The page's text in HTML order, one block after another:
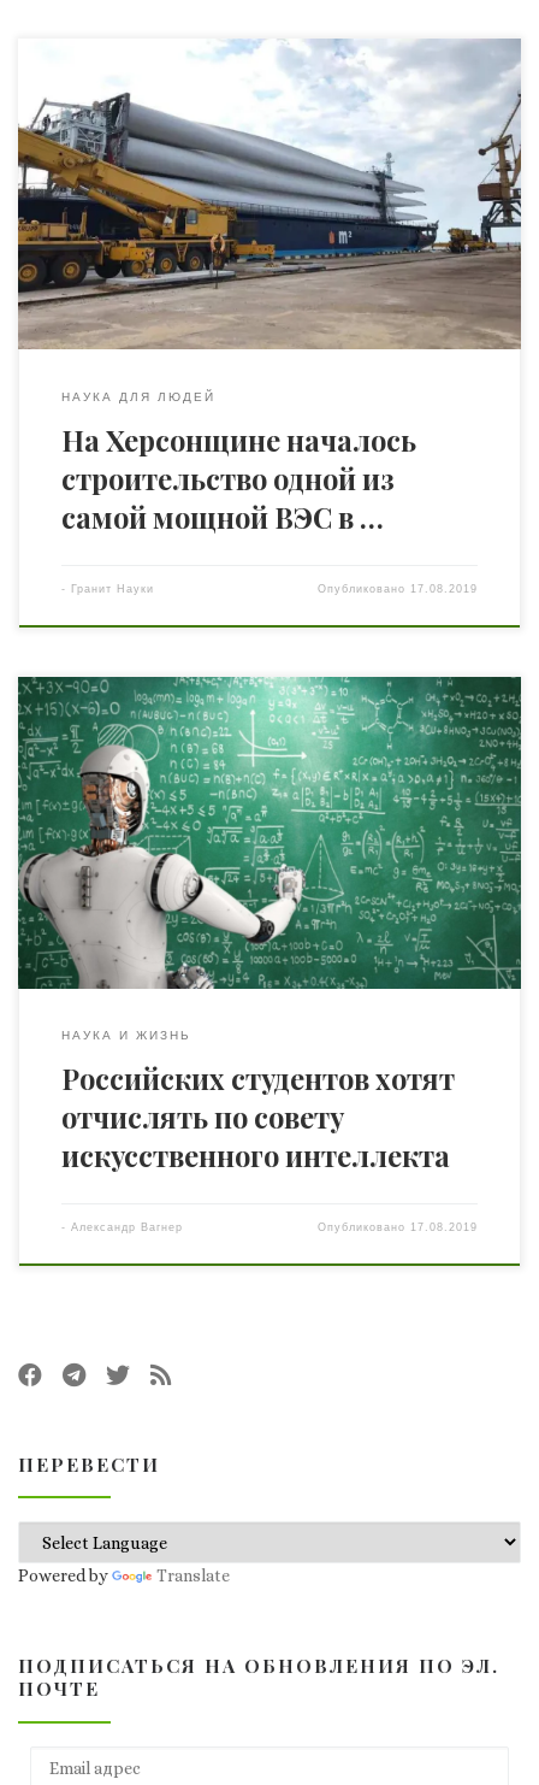
Датская компания Vestas в июне 2019 заключила
контракт с ООО «Виндкрафт Украина» на поставку 39
ветротурбин V150 мощностью 4,2 МВт каждая для
строительства Мирненский ветроэлектростанцию. В
Скадовский морской порт прибыло первое судно с
оборудованием для строительства новой
ветроэлектростанции Vindkraft Group. Станция
мощностью 163 МВт будет обеспечивать энергетическую
безопасность приграничного с […]
НАУКА ДЛЯ ЛЮДЕЙ
На Херсонщине началось
строительство одной из
самой мощной ВЭС в …
- Гранит Науки Опубликовано 17.08.2019
Искусственный интеллект начнет давать рекомендации
по отчислению студентов российских вузов.
Руководитель научного центра EdCrunch University
НИТУ «МИСиС» — разработчика данного ИИ — Нурлан
Киясов, отмечает, что система будет
запрограммирована на оценку деятельности студентов.
По данным Министерства образования, в прошлом году
из российских вузов по разным причинам отчислили
16,8% студентов. Эксперты […]
НАУКА И ЖИЗНЬ
Российских студентов хотят
отчислять по совету
искусственного интеллекта
- Александр Вагнер Опубликовано 17.08.2019
ПЕРЕВЕСТИ
Powered by Translate
ПОДПИСАТЬСЯ НА ОБНОВЛЕНИЯ ПО ЭЛ.
ПОЧТЕ